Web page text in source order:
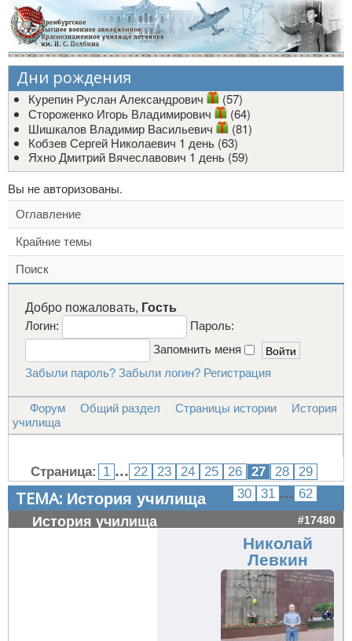
Дни рождения
Курепин Руслан Александрович
(57)
Стороженко Игорь Владимирович
(64)
Шишкалов Владимир Васильевич
(81)
Кобзев Сергей Николаевич 1 день (63)
Яхно Дмитрий Вячеславович 1 день (59)
Вы не авторизованы.
Оглавление
Крайние темы
Поиск
Добро пожаловать, Гость
Логин:
Пароль:
Запомнить меня
Забыли пароль? Забыли логин? Регистрация
Форум Общий раздел Страницы истории
История
училища
Страница: 1 ... 22 23 24 25 26 27 28
29
30
31 ... 62
ТЕМА: История училища
История училища #17480
Николай
Левкин